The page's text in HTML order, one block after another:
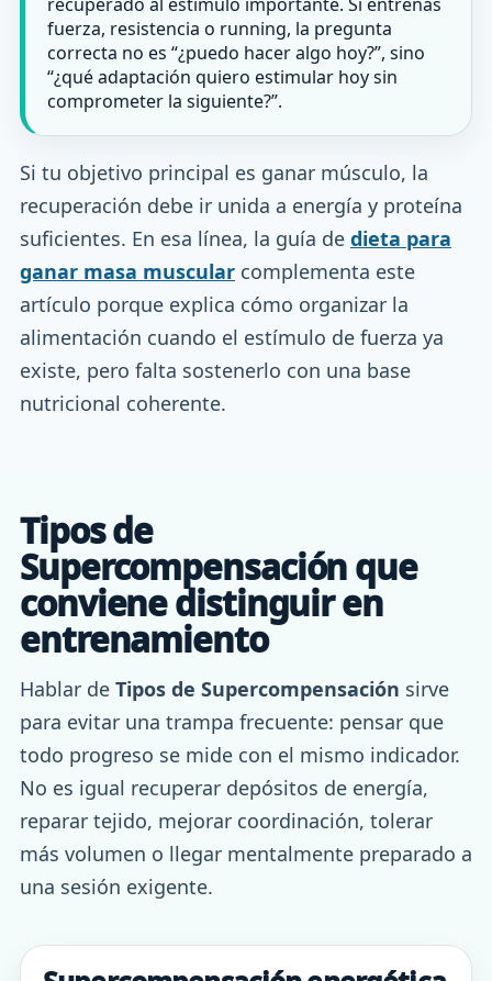
fuerza, resistencia o running, la pregunta
correcta no es “¿puedo hacer algo hoy?”, sino
“¿qué adaptación quiero estimular hoy sin
comprometer la siguiente?”.
Si tu objetivo principal es ganar músculo, la
recuperación debe ir unida a energía y proteína
suficientes. En esa línea, la guía de dieta para
ganar masa muscular complementa este
artículo porque explica cómo organizar la
alimentación cuando el estímulo de fuerza ya
existe, pero falta sostenerlo con una base
nutricional coherente.
Tipos de
Supercompensación que
conviene distinguir en
entrenamiento
Hablar de Tipos de Supercompensación sirve
para evitar una trampa frecuente: pensar que
todo progreso se mide con el mismo indicador.
No es igual recuperar depósitos de energía,
reparar tejido, mejorar coordinación, tolerar
más volumen o llegar mentalmente preparado a
una sesión exigente.